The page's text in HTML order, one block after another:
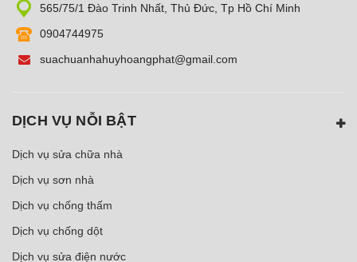
565/75/1 Đào Trinh Nhất, Thủ Đức, Tp Hồ Chí Minh
0904744975
suachuanhahuyhoangphat@gmail.com
DỊCH VỤ NỖI BẬT
Dịch vụ sửa chữa nhà
Dịch vụ sơn nhà
Dịch vụ chống thấm
Dịch vụ chống dột
Dịch vụ sửa điện nước